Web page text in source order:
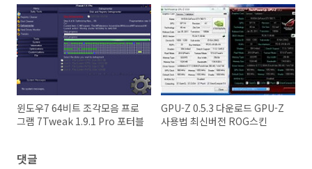
윈도우7 64비트 조각모음 프로
그램 7Tweak 1.9.1 Pro 포터블
GPU-Z 0.5.3 다운로드 GPU-Z
사용법 최신버전 ROG스킨
댓글